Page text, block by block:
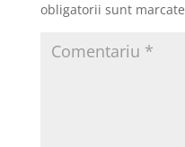
obligatorii sunt